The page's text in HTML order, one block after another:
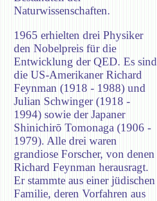
Naturwissenschaften.
1965 erhielten drei Physiker
den Nobelpreis für die
Entwicklung der QED. Es sind
die US-Amerikaner Richard
Feynman (1918 - 1988) und
Julian Schwinger (1918 -
1994) sowie der Japaner
Shinichirō Tomonaga (1906 -
1979). Alle drei waren
grandiose Forscher, von denen
Richard Feynman herausragt.
Er stammte aus einer jüdischen
Familie, deren Vorfahren aus